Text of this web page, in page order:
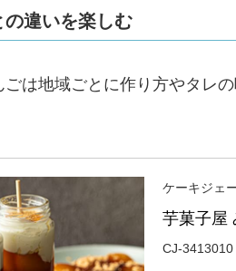
の違いを楽しむ
ごは地域ごとに作り方やタレ
ケーキジェ
芋菓子屋
CJ-3413010